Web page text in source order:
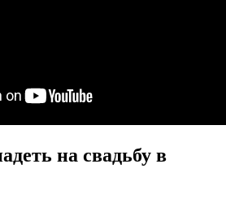
на свадьбу в